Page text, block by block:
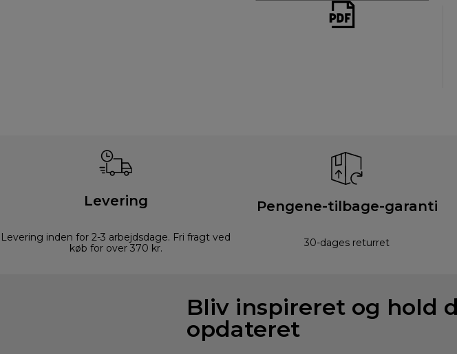
Levering
Levering inden for 2-3 arbejdsdage. Fri fragt ved
køb for over 370 kr.
Pengene-tilbage-garanti
30-dages returret
Bliv inspireret og hold
opdateret